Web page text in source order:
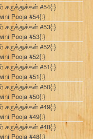
கருத்துக்கள் #54{:}
Pooja #54{:}
கருத்துக்கள் #53{:}
Pooja #53{:}
கருத்துக்கள் #52{:}
Pooja #52{:}
கருத்துக்கள் #51{:}
Pooja #51{:}
கருத்துக்கள் #50{:}
Pooja #50{:}
கருத்துக்கள் #49{:}
Pooja #49{:}
கருத்துக்கள் #48{:}
Pooja #48{:}